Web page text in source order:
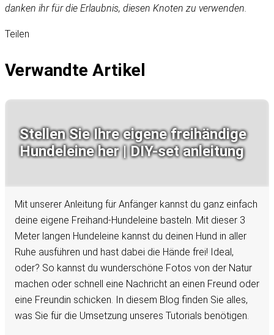
danken ihr für die Erlaubnis, diesen Knoten zu verwenden.
Teilen
Verwandte Artikel
Stellen Sie Ihre eigene freihändige
Hundeleine her | DIY-set anleitung
Mit unserer Anleitung für Anfänger kannst du ganz einfach
deine eigene Freihand-Hundeleine basteln. Mit dieser 3
Meter langen Hundeleine kannst du deinen Hund in aller
Ruhe ausführen und hast dabei die Hände frei! Ideal,
oder? So kannst du wunderschöne Fotos von der Natur
machen oder schnell eine Nachricht an einen Freund oder
eine Freundin schicken. In diesem Blog finden Sie alles,
was Sie für die Umsetzung unseres Tutorials benötigen.